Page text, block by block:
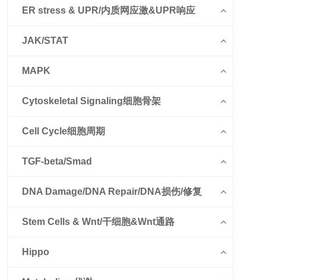
ER stress & UPR/内质网应激&UPR响应
JAK/STAT
MAPK
Cytoskeletal Signaling细胞骨架
Cell Cycle细胞周期
TGF-beta/Smad
DNA Damage/DNA Repair/DNA损伤/修复
Stem Cells & Wnt/干细胞&Wnt通路
Hippo